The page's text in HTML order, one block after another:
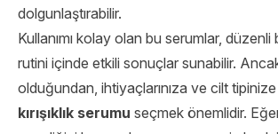
dolgunlaştırabilir.
Kullanımı kolay olan bu serumlar, düzenli
rutini içinde etkili sonuçlar sunabilir.
olduğundan, ihtiyaçlarınıza ve cilt
kırışıklık serumu seçmek önemlidir.